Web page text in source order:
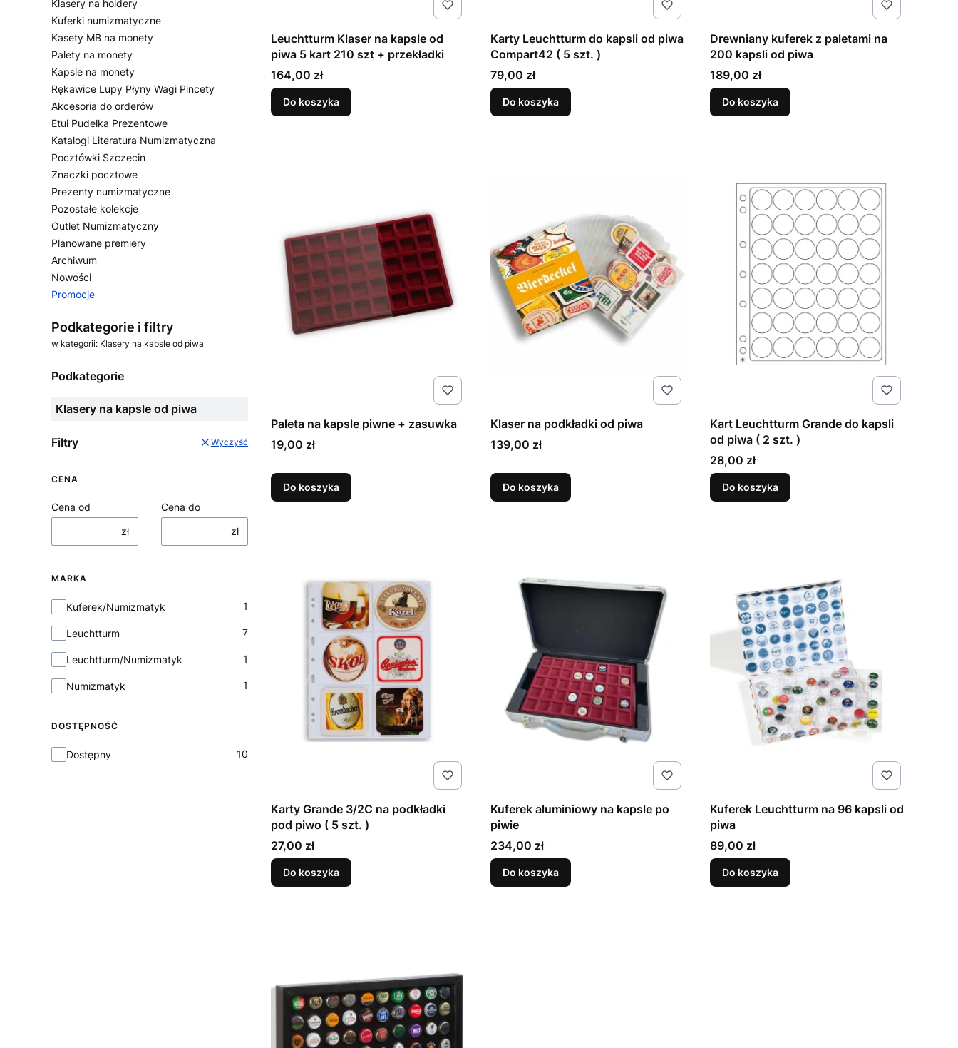
Klasery na holdery
Kuferki numizmatyczne
Kasety MB na monety
Palety na monety
Kapsle na monety
Rękawice Lupy Płyny Wagi Pincety
Akcesoria do orderów
Etui Pudełka Prezentowe
Katalogi Literatura Numizmatyczna
Pocztówki Szczecin
Znaczki pocztowe
Prezenty numizmatyczne
Pozostałe kolekcje
Outlet Numizmatyczny
Planowane premiery
Archiwum
Nowości
Promocje
Podkategorie i filtry
w kategorii: Klasery na kapsle od piwa
Podkategorie
Klasery na kapsle od piwa
Filtry Wyczyść
CENA
Cena od
zł
Cena do
zł
MARKA
MarkaKuferek/Numizmatyk 1
Leuchtturm 7
Leuchtturm/Numizmatyk 1
Numizmatyk 1
DOSTĘPNOŚĆ
Dostępność
Dostępny 10
Leuchtturm Klaser na kapsle od
piwa 5 kart 210 szt + przekładki
Cena
164,00 zł
Do koszyka
Karty Leuchtturm do kapsli od piwa
Compart42 ( 5 szt. )
Cena
79,00 zł
Do koszyka
Drewniany kuferek z paletami na
200 kapsli od piwa
Cena
189,00 zł
Do koszyka
Paleta na kapsle piwne + zasuwka
Cena
19,00 zł
Do koszyka
Klaser na podkładki od piwa
Cena
139,00 zł
Do koszyka
Kart Leuchtturm Grande do kapsli
od piwa ( 2 szt. )
Cena
28,00 zł
Do koszyka
Karty Grande 3/2C na podkładki
pod piwo ( 5 szt. )
Cena
27,00 zł
Do koszyka
Kuferek aluminiowy na kapsle po
piwie
Cena
234,00 zł
Do koszyka
Kuferek Leuchtturm na 96 kapsli od
piwa
Cena
89,00 zł
Do koszyka